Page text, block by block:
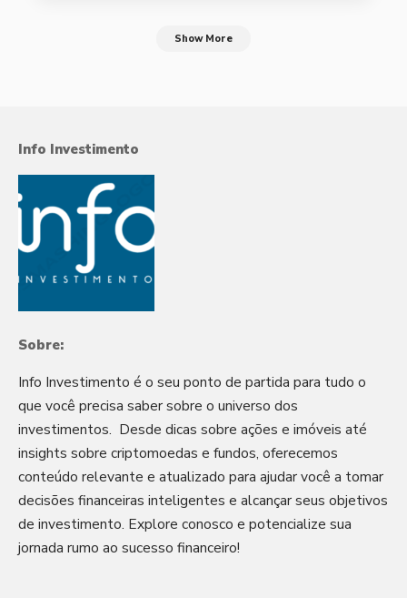
Show More
Info Investimento
Sobre:
Info Investimento é o seu ponto de partida para tudo o
que você precisa saber sobre o universo dos
investimentos. Desde dicas sobre ações e imóveis até
insights sobre criptomoedas e fundos, oferecemos
conteúdo relevante e atualizado para ajudar você a tomar
decisões financeiras inteligentes e alcançar seus objetivos
de investimento. Explore conosco e potencialize sua
jornada rumo ao sucesso financeiro!